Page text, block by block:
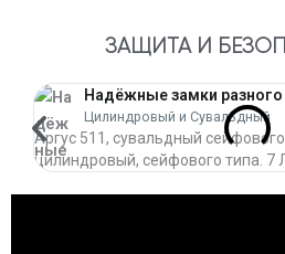
ЗАЩИТА И
Надёжные замки разного
Цилиндровый и Сувальдный
Аргус 511, сувальдный
цилиндровый, сейфового типа. 7